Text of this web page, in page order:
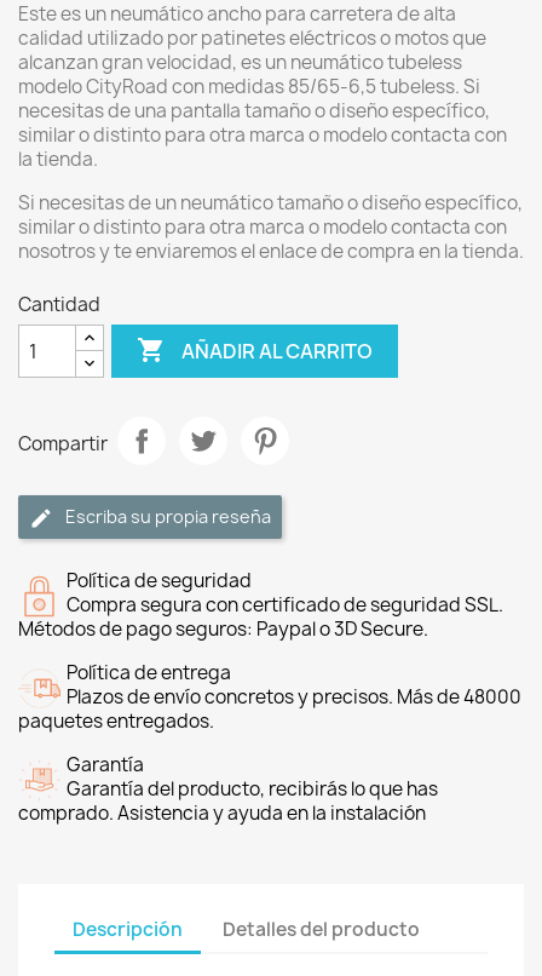
Este es un neumático ancho para carretera de alta
calidad utilizado por patinetes eléctricos o motos que
alcanzan gran velocidad, es un neumático tubeless
modelo CityRoad con medidas 85/65-6,5 tubeless. Si
necesitas de una pantalla tamaño o diseño específico,
similar o distinto para otra marca o modelo contacta con
la tienda.
Si necesitas de un neumático tamaño o diseño específico,
similar o distinto para otra marca o modelo contacta con
nosotros y te enviaremos el enlace de compra en la tienda.
Cantidad
 AÑADIR AL CARRITO
Compartir
Escriba su propia reseña
Política de seguridad
Compra segura con certificado de seguridad SSL.
Métodos de pago seguros: Paypal o 3D Secure.
Política de entrega
Plazos de envío concretos y precisos. Más de 48000
paquetes entregados.
Garantía
Garantía del producto, recibirás lo que has
comprado. Asistencia y ayuda en la instalación
Descripción Detalles del producto